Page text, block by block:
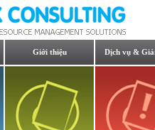
Giới thiệu Dịch vụ &